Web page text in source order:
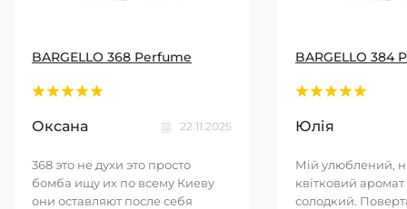
BARGELLO 368 Perfume
Оксана 22.11.2025
368 это не духи это просто
бомба ищу их по всему Киеву
они оставляют после себя
BARGELLO 384
Юлія
Мій улюблений,
квітковий аромат
солодкий.